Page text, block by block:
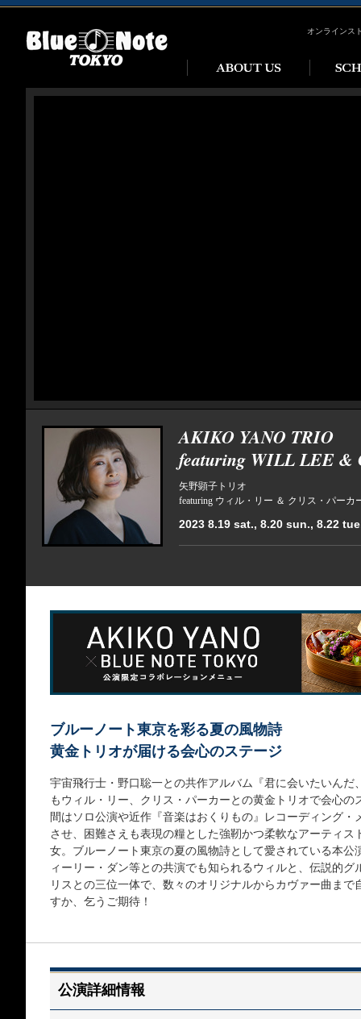
オンラインス
AKIKO YANO TRIO
featuring WILL LEE &
矢野顕子トリオ
featuring ウィル・リー ＆ クリス・パーカ
2023 8.19 sat., 8.20 sun., 8.22
ブルーノート東京を彩る夏の風物詩
黄金トリオが届ける会心のステージ
宇宙飛行士・野口聡一との共作アルバム『君に会いたいん
もウィル・リー、クリス・パーカーとの黄金トリオで会心
間はソロ公演や近作『音楽はおくりもの』レコーディング
させ、困難さえも表現の糧とした強靭かつ柔軟なアーティ
女。ブルーノート東京の夏の風物詩として愛されている本
ィーリー・ダン等との共演でも知られるウィルと、伝説的グ
リスとの三位一体で、数々のオリジナルからカヴァー曲ま
すか、乞うご期待！
公演詳細情報